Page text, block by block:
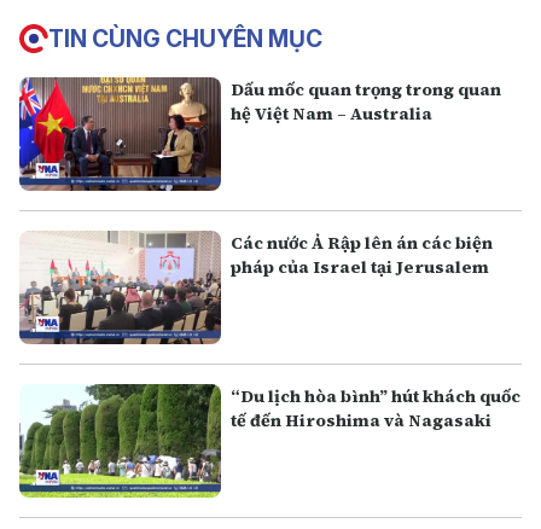
TIN CÙNG CHUYÊN MỤC
Dấu mốc quan trọng trong quan
hệ Việt Nam – Australia
Các nước Ả Rập lên án các biện
pháp của Israel tại Jerusalem
“Du lịch hòa bình” hút khách quốc
tế đến Hiroshima và Nagasaki